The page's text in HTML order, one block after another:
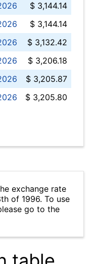
$ 3,144.14
$ 3,144.14
$ 3,132.42
$ 3,206.18
$ 3,205.87
$ 3,205.80
exchange rate
of 1996. To use
go to the